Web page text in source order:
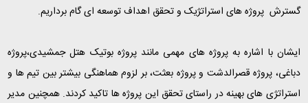
گسترش پروژه های استراتژیک و تحقق اهداف توسعه ای گام برداریم.
ایشان با اشاره به پروژه های مهمی مانند پروژه بوتیک هتل جمشیدی،پروژه
دباغی، پروژه قصرالدشت و پروژه بعثت، بر لزوم هماهنگی بیشتر بین تیم ها و
استراتژی های بهینه در راستای تحقق این پروژه ها تاکید کردند. همچنین مدیر